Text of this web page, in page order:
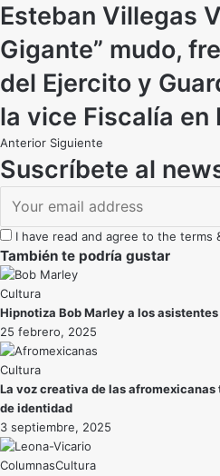
Esteban Villegas
Gigante” mudo,
del Ejercito y
la vice Fiscalía en
Anterior Siguiente
Suscríbete al
I have read and agree to the terms
También te podría gustar
Cultura
Hipnotiza Bob Marley a los
25 febrero, 2025
Cultura
La voz creativa de las
de identidad
3 septiembre, 2025
Cultura